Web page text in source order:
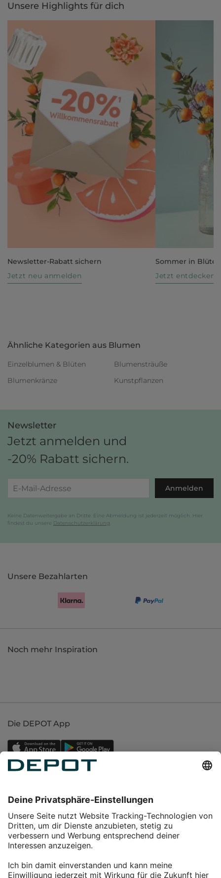
Unsere Highlights für dich
Newsletter-Rabatt sichern
Jetzt neu anmelden
Sommer in Blüte
Jetzt entdecken
Ähnliche Kategorien aus Blumen
Einzelblumen & Blüten
Blumensträuße
Blumenkränze
Kunstpflanzen
Newsletter
Jetzt anmelden und
-20% Rabatt sichern.
Anmelden
Keine Datenweitergabe an Dritte. Eine Abmeldung ist jederzeit möglich. Hier
findest du unsere Datenschutzerklärung
Unsere Bezahlarten
Noch mehr Inspiration
Die DEPOT App
Service
Über DEPOT